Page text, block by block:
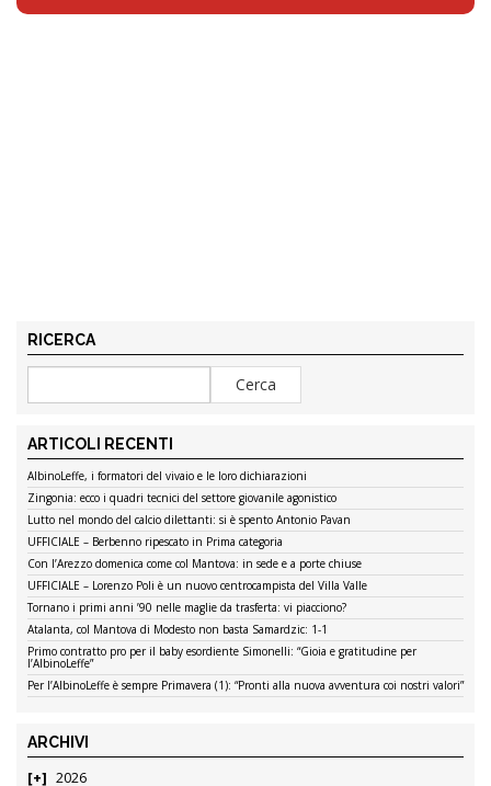
RICERCA
ARTICOLI RECENTI
AlbinoLeffe, i formatori del vivaio e le loro dichiarazioni
Zingonia: ecco i quadri tecnici del settore giovanile agonistico
Lutto nel mondo del calcio dilettanti: si è spento Antonio Pavan
UFFICIALE – Berbenno ripescato in Prima categoria
Con l’Arezzo domenica come col Mantova: in sede e a porte chiuse
UFFICIALE – Lorenzo Poli è un nuovo centrocampista del Villa Valle
Tornano i primi anni ’90 nelle maglie da trasferta: vi piacciono?
Atalanta, col Mantova di Modesto non basta Samardzic: 1-1
Primo contratto pro per il baby esordiente Simonelli: “Gioia e gratitudine per
l’AlbinoLeffe”
Per l’AlbinoLeffe è sempre Primavera (1): “Pronti alla nuova avventura coi nostri valori”
ARCHIVI
2026